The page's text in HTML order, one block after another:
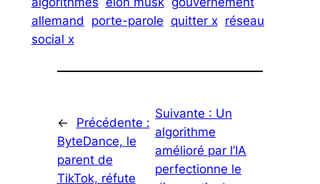
allemand
porte-parole quitter x réseau
social x
←
Précédente :
ByteDance, le
parent de
TikTok, réfute
Suivante : Un
algorithme
amélioré par l’IA
perfectionne le